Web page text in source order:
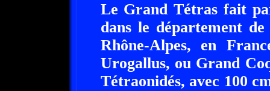
Le Grand Tétras fait
dans le département
Rhône-Alpes, en
Urogallus, ou Grand
Tétraonidés, avec 100